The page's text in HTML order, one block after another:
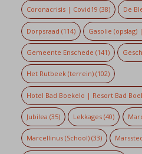
Coronacrisis | Covid19 (38) De
Dorpsraad (114) Gasolie (opslag)
Gemeente Enschede (141)
Het Rutbeek (terrein)(102)
Hotel Bad Boekelo | Resort Bad
Jubilea (35) Lekkages (40)
Marcellinus (School)(33)